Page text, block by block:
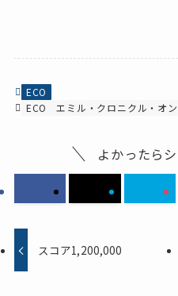
ECO
ECO
エミル・クロニクル・オ
よかったら
スコア1,200,000